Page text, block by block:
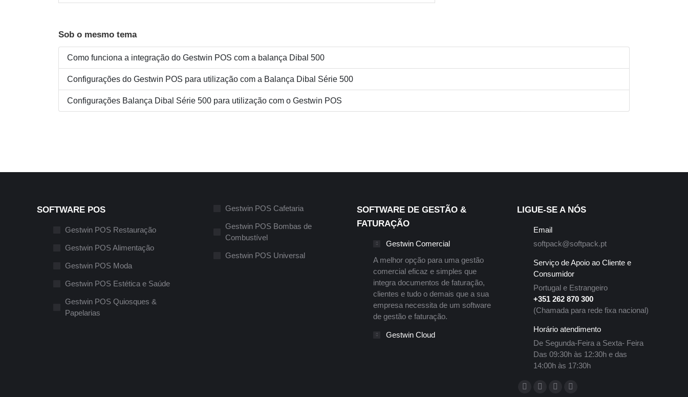
Sob o mesmo tema
Como funciona a integração do Gestwin POS com a balança Dibal 500
Configurações do Gestwin POS para utilização com a Balança Dibal Série 500
Configurações Balança Dibal Série 500 para utilização com o Gestwin POS
SOFTWARE POS
Gestwin POS Restauração
Gestwin POS Alimentação
Gestwin POS Moda
Gestwin POS Estética e Saúde
Gestwin POS Quiosques &
Papelarias
Gestwin POS Cafetaria
Gestwin POS Bombas de
Combustível
Gestwin POS Universal
SOFTWARE DE GESTÃO &
FATURAÇÃO
Gestwin Comercial
A melhor opção para uma gestão
comercial eficaz e simples que
integra documentos de faturação,
clientes e tudo o demais que a sua
empresa necessita de um software
de gestão e faturação.
Gestwin Cloud
LIGUE-SE A NÓS
Email
softpack@softpack.pt
Serviço de Apoio ao Cliente e
Consumidor
Portugal e Estrangeiro
+351 262 870 300
(Chamada para rede fixa nacional)
Horário atendimento
De Segunda-Feira a Sexta- Feira
Das 09:30h às 12:30h e das
14:00h às 17:30h
Encontre-nos em: